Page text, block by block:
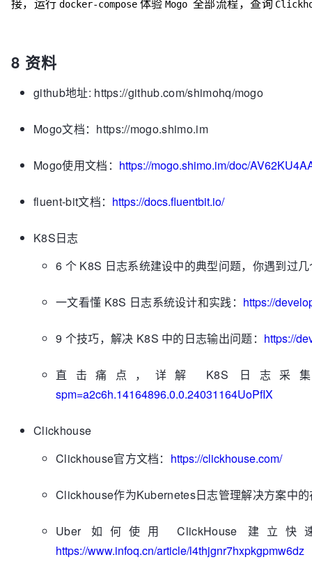
接，运行 docker-compose 体验 Mogo 全部流程，查询
8 资料
github地址: https://github.com/shimohq/mogo
Mogo文档：https://mogo.shimo.im
Mogo使用文档： https://mogo.shimo.im/doc/
fluent-bit文档： https://docs.fluentbit.io/
K8S日志
6 个 K8S 日志系统建设中的典型问题，你遇到过
一文看懂 K8S 日志系统设计和实践： https://
9 个技巧，解决 K8S 中的日志输出问题： https://
直击痛点，详解 K8S 日志采
spm=a2c6h.14164896.0.0.24031164UoPfIX
Clickhouse
Clickhouse官方文档： https://clickhouse.com/
Clickhouse作为Kubernetes日志管理解决方案中
Uber 如何使用 ClickHouse 建立
https://www.infoq.cn/article/l4thjgnr7hxpkgpmw6dz